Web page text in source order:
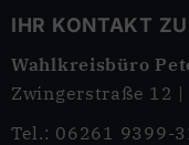
IHR KONTAKT
Wahlkreisbüro
Zwingerstraße 12
Tel.: 06261 9399-